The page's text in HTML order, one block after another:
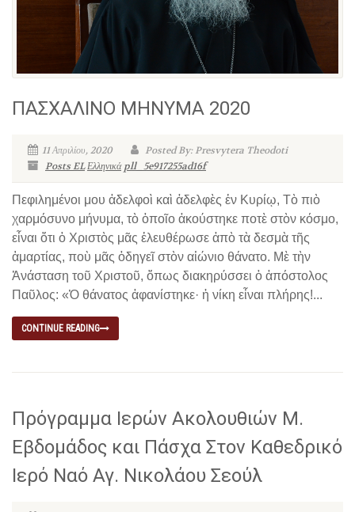
ΠΑΣΧΑΛΙΝΟ ΜΗΝΥΜΑ 2020
11 Απριλίου, 2020
Posted By: Presvytera Theodoti
Posts ELΕλληνικά pll_5e917255ad16f
Πεφιλημένοι μου ἀδελφοὶ καὶ ἀδελφὲς ἐν Κυρίῳ, Τὸ πιὸ
χαρμόσυνο μήνυμα, τὸ ὁποῖο ἀκούστηκε ποτὲ στὸν κόσμο,
εἶναι ὅτι ὁ Χριστὸς μᾶς ἐλευθέρωσε ἀπὸ τὰ δεσμὰ τῆς
ἁμαρτίας, ποὺ μᾶς ὁδηγεῖ στὸν αἰώνιο θάνατο. Μὲ τὴν
Ἀνάσταση τοῦ Χριστοῦ, ὅπως διακηρύσσει ὁ ἀπόστολος
Παῦλος: «Ὁ θάνατος ἀφανίστηκε· ἡ νίκη εἶναι πλήρης!...
CONTINUE READING
Πρόγραμμα Ιερών Ακολουθιών Μ.
Εβδομάδος και Πάσχα Στον Καθεδρικό
Ιερό Ναό Αγ. Νικολάου Σεούλ